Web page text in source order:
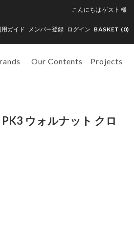
こんにちは ゲスト 様
用ガイド メンバー登録 ログイン BASKET (0)
Our Contents Projects
ウォルナット クロ